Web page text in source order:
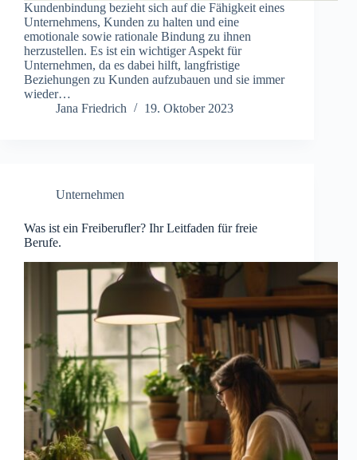
Kundenbindung bezieht sich auf die Fähigkeit eines
Unternehmens, Kunden zu halten und eine
emotionale sowie rationale Bindung zu ihnen
herzustellen. Es ist ein wichtiger Aspekt für
Unternehmen, da es dabei hilft, langfristige
Beziehungen zu Kunden aufzubauen und sie immer
wieder…
Jana Friedrich
19. Oktober 2023
Unternehmen
Was ist ein Freiberufler? Ihr Leitfaden für freie
Berufe.